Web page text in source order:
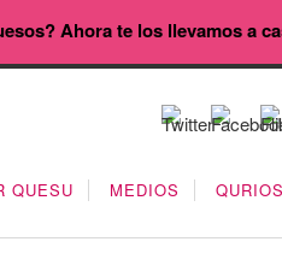
QUESU MEDIOS
Ahora te los llevamos a